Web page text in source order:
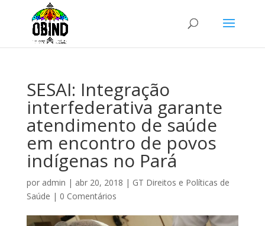
SESAI: Integração
interfederativa garante
atendimento de saúde
em encontro de povos
indígenas no Pará
por admin | abr 20, 2018 | GT Direitos e Políticas de
Saúde | 0 Comentários